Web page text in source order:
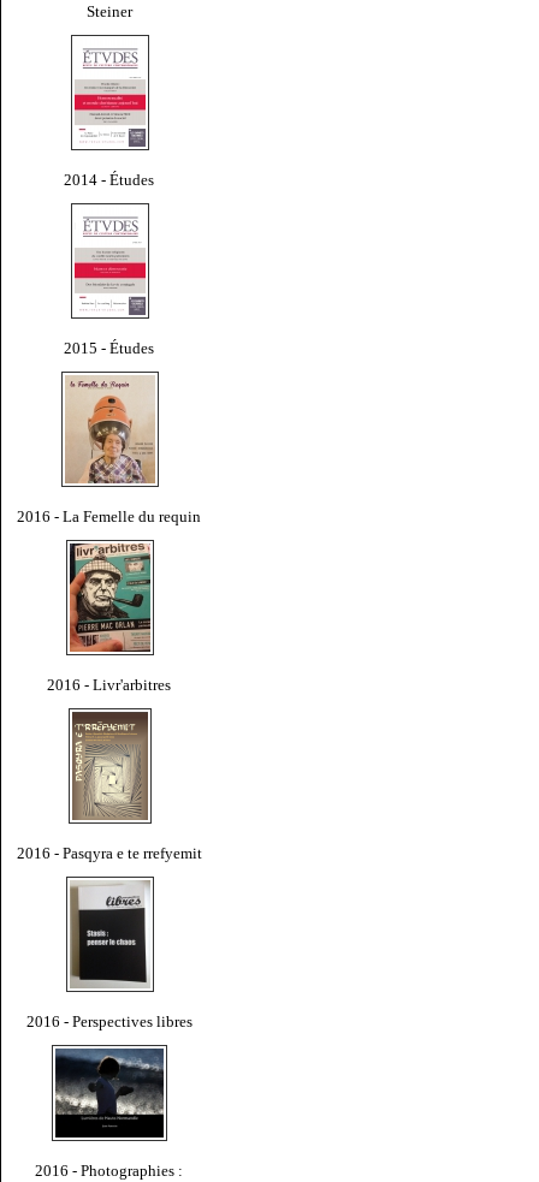
Steiner
2014 - Études
2015 - Études
2016 - La Femelle du requin
2016 - Livr'arbitres
2016 - Pasqyra e te rrefyemit
2016 - Perspectives libres
2016 - Photographies :